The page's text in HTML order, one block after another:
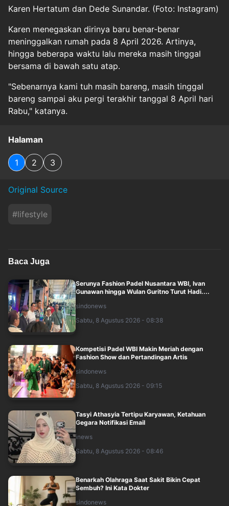
Karen Hertatum dan Dede Sunandar. (Foto: Instagram)
Karen menegaskan dirinya baru benar-benar
meninggalkan rumah pada 8 April 2026. Artinya,
hingga beberapa waktu lalu mereka masih tinggal
bersama di bawah satu atap.
"Sebenarnya kami tuh masih bareng, masih tinggal
bareng sampai aku pergi terakhir tanggal 8 April hari
Rabu," katanya.
Halaman
1 2 3
Original Source
#lifestyle
Baca Juga
Serunya Fashion Padel Nusantara WBI, Ivan
Gunawan hingga Wulan Guritno Turut Hadi....
sindonews
Sabtu, 8 Agustus 2026 - 08:38
Kompetisi Padel WBI Makin Meriah dengan
Fashion Show dan Pertandingan Artis
sindonews
Sabtu, 8 Agustus 2026 - 09:15
Tasyi Athasyia Tertipu Karyawan, Ketahuan
Gegara Notifikasi Email
inews
Sabtu, 8 Agustus 2026 - 08:46
Benarkah Olahraga Saat Sakit Bikin Cepat
Sembuh? Ini Kata Dokter
sindonews